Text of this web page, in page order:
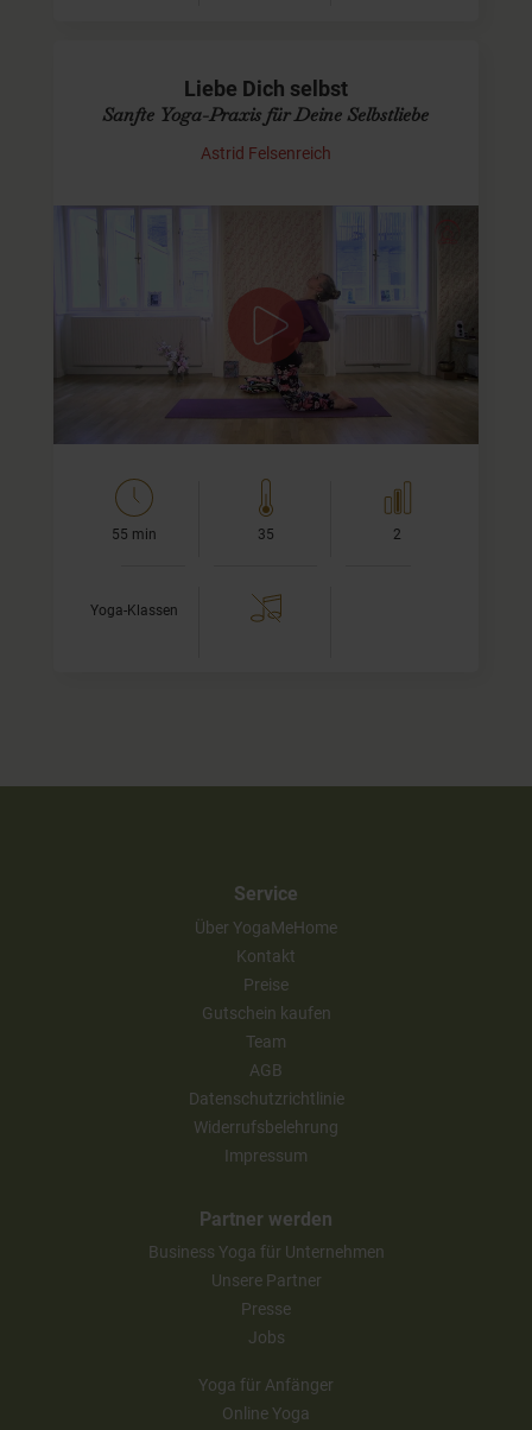
Liebe Dich selbst
Sanfte Yoga-Praxis für Deine Selbstliebe
Astrid Felsenreich
Praxis mit Deiner persönlichen Note
Ich führe Dich heute durch eine sanfte Yoga-Praxis, die so
konzipiert ist, dass Du genug Zeit hast, um Dir selbst
näher zu kommen. Hör auf Deinen Körper, schau…
55 min 35 2
Yoga-Klassen
Service
Über YogaMeHome
Kontakt
Preise
Gutschein kaufen
Team
AGB
Datenschutzrichtlinie
Widerrufsbelehrung
Impressum
Partner werden
Business Yoga für Unternehmen
Unsere Partner
Presse
Jobs
Yoga für Anfänger
Online Yoga